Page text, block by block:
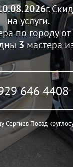
г.
на услуги.
по городу от
3мастера
646 4408
Сергиев Посад